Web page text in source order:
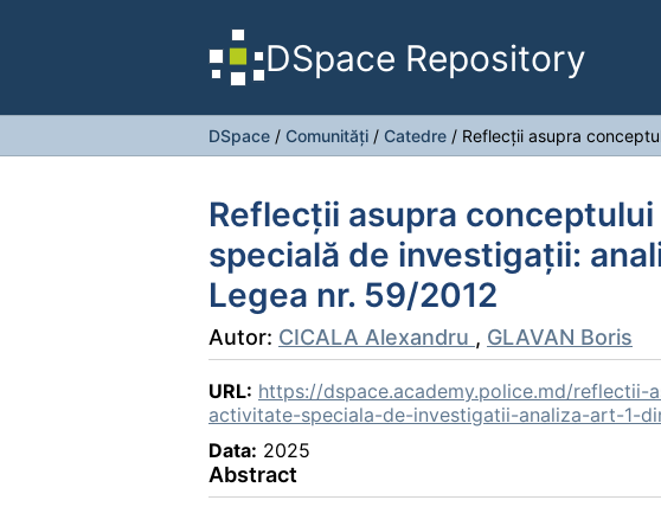
DSpace Repository
DSpace / Comunități / Catedre / Reflecții asupra
Reflecții asupra
specială de investigații:
Legea nr. 59/2012
Autor: CICALA Alexandru , GLAVAN Boris
URL: https://dspace.academy.police.md/reflectii-
activitate-speciala-de-investigatii-analiza-art-1-
Data: 2025
Abstract